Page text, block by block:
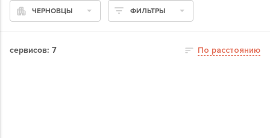
ЧЕРНОВЦЫ ФИЛЬТРЫ
сервисов: 7 По расстоянию